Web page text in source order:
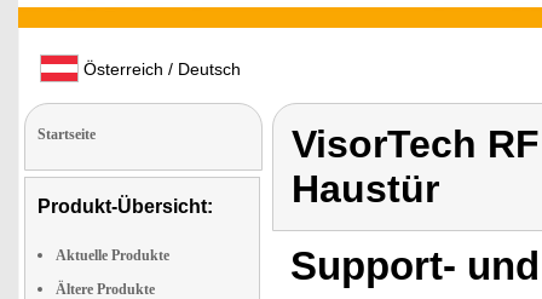
Österreich / Deutsch
Startseite
Produkt-Übersicht:
Aktuelle Produkte
Ältere Produkte
VisorTech
Haustür
Support-